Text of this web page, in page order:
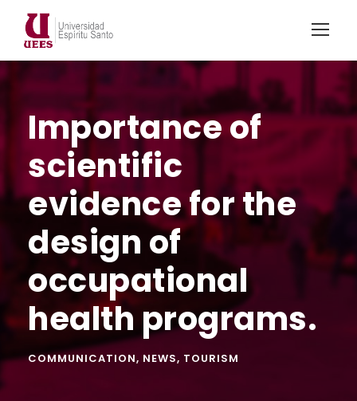
Importance of
scientific
evidence for the
design of
occupational
health programs.
COMMUNICATION, NEWS, TOURISM